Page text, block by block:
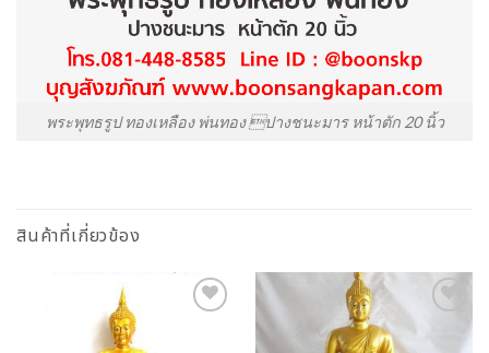
พระพุทธรูป ทองเหลือง พ่นทอง ปางชนะมาร หน้าตัก 20 นิ้ว
สินค้าที่เกี่ยวข้อง